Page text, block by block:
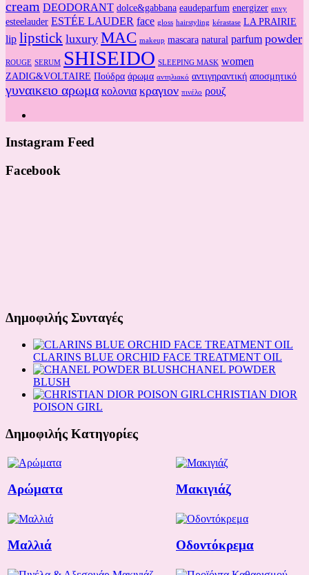
cream DEODORANT dolce&gabbana eaudeparfum energizer envy
esteelauder ESTÉE LAUDER face gloss hairstyling kérastase LA PRAIRIE
lip lipstick luxury MAC makeup mascara natural parfum powder
ROUGE SERUM SHISEIDO SLEEPING MASK women
ZADIG&VOLTAIRE Πούδρα άρωμα αντηλιακό αντιγηραντική αποσμητικό
γυναικειο αρωμα κολονια κραγιον πινέλο ρουζ
Instagram Feed
Facebook
Δημοφιλής Συνταγές
CLARINS BLUE ORCHID FACE TREATMENT OIL
CHANEL POWDER
BLUSH
CHRISTIAN DIOR
POISON GIRL
Δημοφιλής Κατηγορίες
Αρώματα Μακιγιάζ
Μαλλιά Οδοντόκρεμα